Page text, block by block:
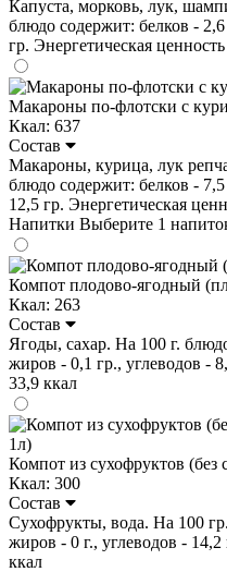
Капуста, морковь, лук,
блюдо содержит: белков -
гр. Энергетическая
Макароны по-флотски с
Ккал: 637
Состав
Макароны, курица, лук
блюдо содержит: белков -
12,5 гр. Энергетическая
Напитки Выберите 1
Компот плодово-ягодный
Ккал: 263
Состав
Ягоды, сахар. На 100 г.
жиров - 0,1 гр., углеводов -
33,9 ккал
Компот из сухофруктов (без
Ккал: 300
Состав
Сухофрукты, вода. На 100
жиров - 0 г., углеводов -
ккал